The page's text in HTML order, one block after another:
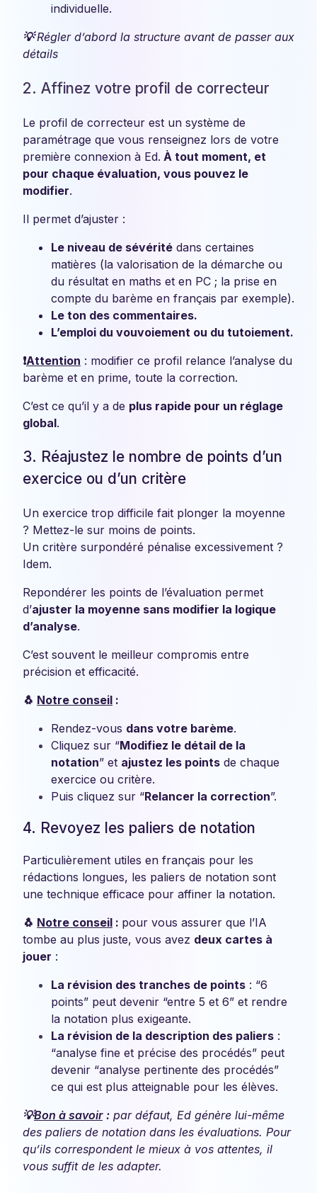
individuelle.
💡Régler d’abord la structure avant de passer aux
détails
2. Affinez votre profil de correcteur
Le profil de correcteur est un système de
paramétrage que vous renseignez lors de votre
première connexion à Ed. À tout moment, et
pour chaque évaluation, vous pouvez le
modifier.
Il permet d’ajuster :
Le niveau de sévérité dans certaines
matières (la valorisation de la démarche ou
du résultat en maths et en PC ; la prise en
compte du barème en français par exemple).
Le ton des commentaires.
L’emploi du vouvoiement ou du tutoiement.
❗Attention : modifier ce profil relance l’analyse du
barème et en prime, toute la correction.
C’est ce qu’il y a de plus rapide pour un réglage
global.
3. Réajustez le nombre de points d’un
exercice ou d’un critère
Un exercice trop difficile fait plonger la moyenne
? Mettez-le sur moins de points.
Un critère surpondéré pénalise excessivement ?
Idem.
Repondérer les points de l’évaluation permet
d’ajuster la moyenne sans modifier la logique
d’analyse.
C’est souvent le meilleur compromis entre
précision et efficacité.
🐧 Notre conseil :
Rendez-vous dans votre barème.
Cliquez sur “Modifiez le détail de la
notation” et ajustez les points de chaque
exercice ou critère.
Puis cliquez sur “Relancer la correction”.
4. Revoyez les paliers de notation
Particulièrement utiles en français pour les
rédactions longues, les paliers de notation sont
une technique efficace pour affiner la notation.
🐧 Notre conseil : pour vous assurer que l’IA
tombe au plus juste, vous avez deux cartes à
jouer :
La révision des tranches de points : “6
points” peut devenir “entre 5 et 6” et rendre
la notation plus exigeante.
La révision de la description des paliers :
“analyse fine et précise des procédés” peut
devenir “analyse pertinente des procédés”
ce qui est plus atteignable pour les élèves.
💡Bon à savoir : par défaut, Ed génère lui-même
des paliers de notation dans les évaluations. Pour
qu’ils correspondent le mieux à vos attentes, il
vous suffit de les adapter.